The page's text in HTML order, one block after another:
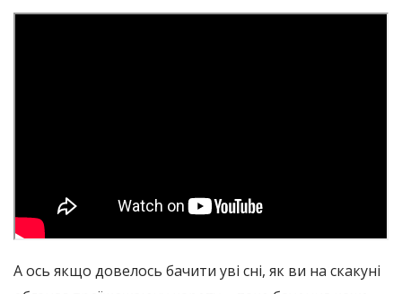
А ось якщо довелось бачити уві сні, як ви на скакуні